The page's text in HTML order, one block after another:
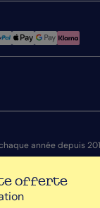
année depuis
avec attention depuis la
offerte